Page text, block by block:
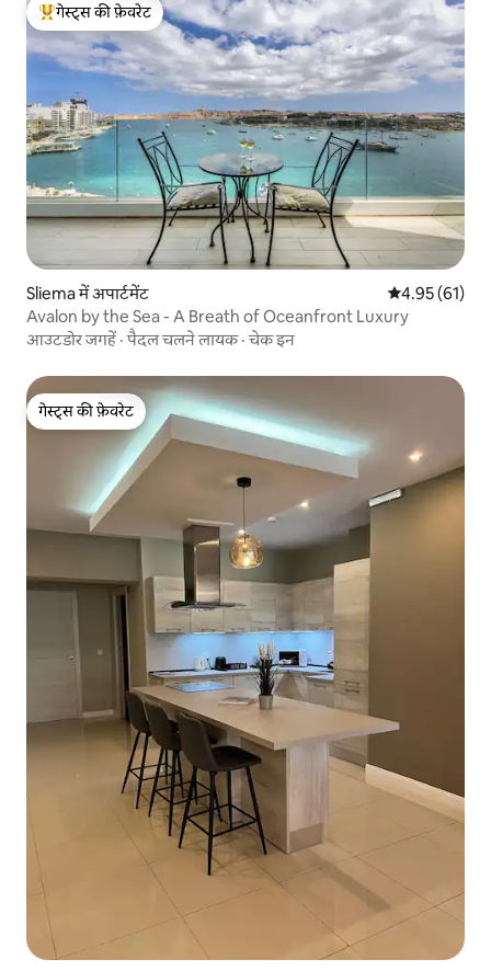
गेस्ट्स का टॉप फ़ेवरेट
गेस्ट्स की फ़ेवरेट
Sliema में अपार्टमेंट औसत रेटिंग 5 में
4.95 (61)
Avalon by the Sea - A Breath of Oceanfront Luxury
आउटडोर जगहें ·पैदल चलने लायक·चेक इन
गेस्ट्स की फ़ेवरेट
गेस्ट्स की फ़ेवरेट